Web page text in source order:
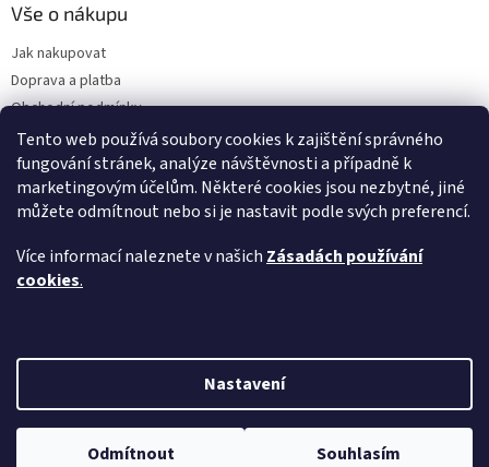
Tento web používá soubory cookies k zajištění správného
fungování stránek, analýze návštěvnosti a případně k
marketingovým účelům. Některé cookies jsou nezbytné, jiné
můžete odmítnout nebo si je nastavit podle svých preferencí.
Více informací naleznete v našich Zásadách používání
cookies.
Nastavení
Odmítnout Souhlasím
Vše o nákupu
Jak nakupovat
Doprava a platba
Obchodní podmínky
Podmínky ochrany osobních údajů
Předplatné
O nás
Sezónnost exotického ovoce
Napsali o nás
FAQ - Nejčastější dotazy
Copyright 2026Ostrovchuti.cz. Všechna práva vyhrazena.Upravit